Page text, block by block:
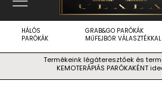
HÁLÓS
PARÓKÁK
GRAB&GO PARÓKÁK
MŰFEJBŐR VÁLASZTÉKKAL
Termékeink légáteresztőek és
KEMOTERÁPIÁS PARÓKAKÉNT